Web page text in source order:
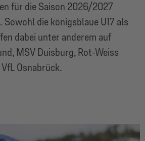
für die Saison 2026/2027
Sowohl die königsblaue U17 als
dabei unter anderem auf
MSV Duisburg, Rot-Weiss
Osnabrück.